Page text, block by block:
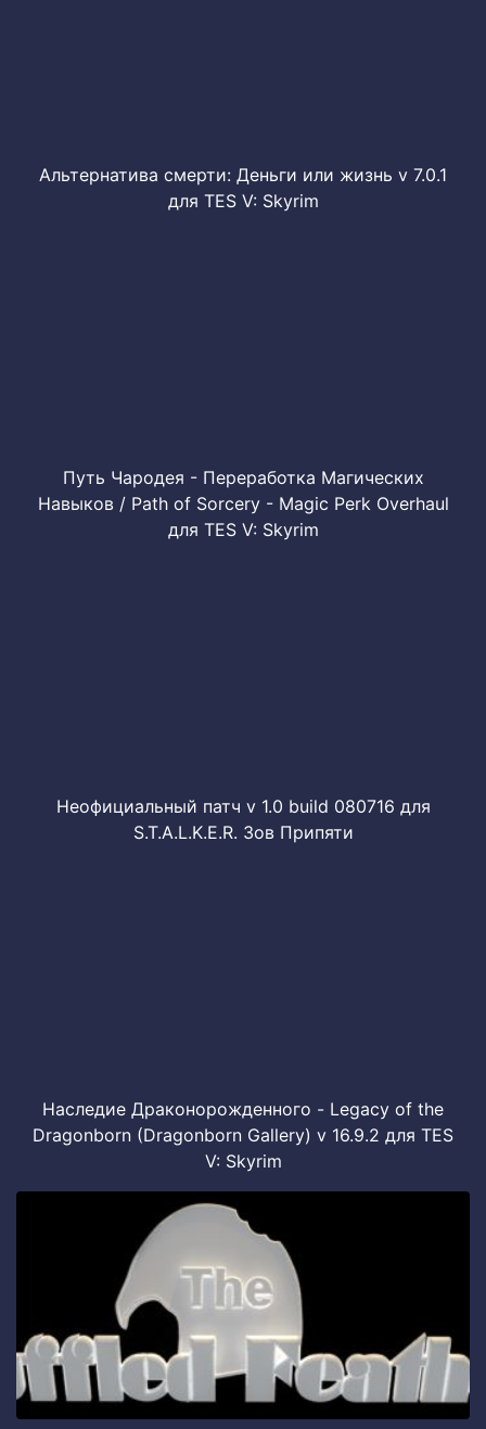
Альтернатива смерти: Деньги или жизнь v 7.0.1
для TES V: Skyrim
Путь Чародея - Переработка Магических
Навыков / Path of Sorcery - Magic Perk Overhaul
для TES V: Skyrim
Неофициальный патч v 1.0 build 080716 для
S.T.A.L.K.E.R. Зов Припяти
Наследие Драконорожденного - Legacy of the
Dragonborn (Dragonborn Gallery) v 16.9.2 для TES
V: Skyrim